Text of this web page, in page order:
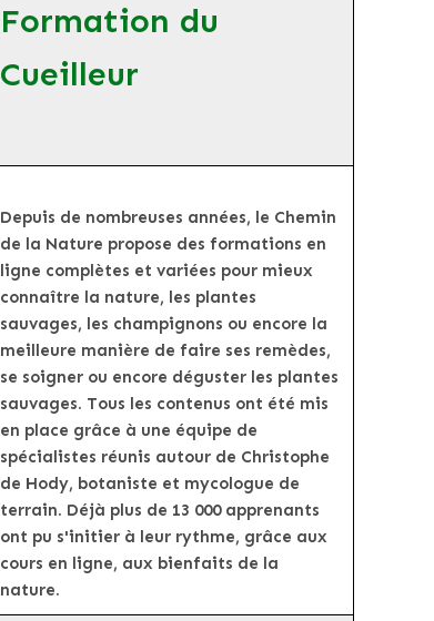
Formation du
Cueilleur
Depuis de nombreuses années, le Chemin
de la Nature propose des formations en
ligne complètes et variées pour mieux
connaître la nature, les plantes
sauvages, les champignons ou encore la
meilleure manière de faire ses remèdes,
se soigner ou encore déguster les plantes
sauvages. Tous les contenus ont été mis
en place grâce à une équipe de
spécialistes réunis autour de Christophe
de Hody, botaniste et mycologue de
terrain. Déjà plus de 13 000 apprenants
ont pu s'initier à leur rythme, grâce aux
cours en ligne, aux bienfaits de la
nature.